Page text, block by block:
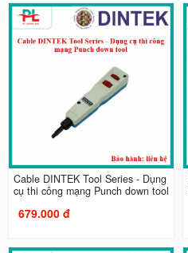
Cable DINTEK Tool Series - Dụng
cụ thi công mạng Punch down tool
679.000 đ